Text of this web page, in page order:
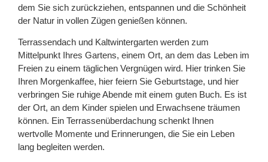
dem Sie sich zurückziehen, entspannen und die Schönheit
der Natur in vollen Zügen genießen können.
Terrassendach und Kaltwintergarten werden zum
Mittelpunkt Ihres Gartens, einem Ort, an dem das Leben im
Freien zu einem täglichen Vergnügen wird. Hier trinken Sie
Ihren Morgenkaffee, hier feiern Sie Geburtstage, und hier
verbringen Sie ruhige Abende mit einem guten Buch. Es ist
der Ort, an dem Kinder spielen und Erwachsene träumen
können. Ein Terrassenüberdachung schenkt Ihnen
wertvolle Momente und Erinnerungen, die Sie ein Leben
lang begleiten werden.